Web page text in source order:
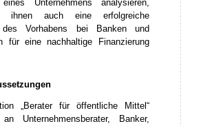
Unternehmens analysieren,
ihnen auch eine erfolgreiche
des Vorhabens bei Banken und
für eine nachhaltige Finanzierung
„Berater für öffentliche Mittel“
Unternehmensberater, Banker,